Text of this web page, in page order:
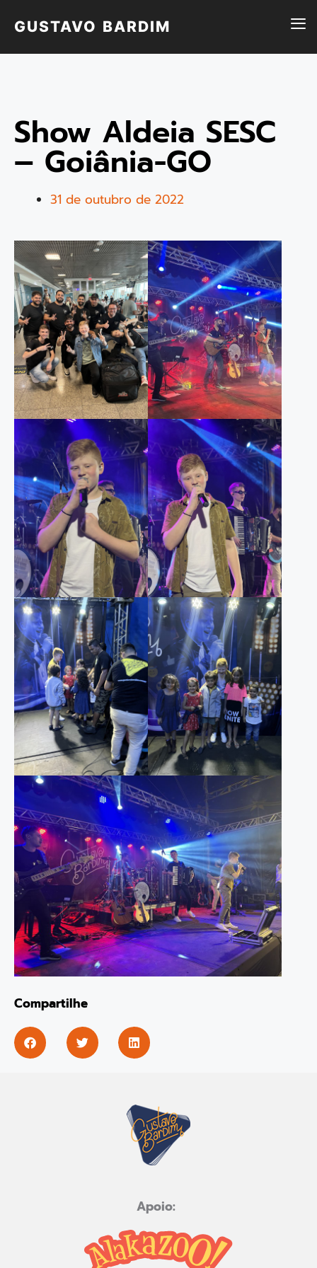
GUSTAVO BARDIM
Show Aldeia SESC
– Goiânia-GO
31 de outubro de 2022
Compartilhe
Apoio: